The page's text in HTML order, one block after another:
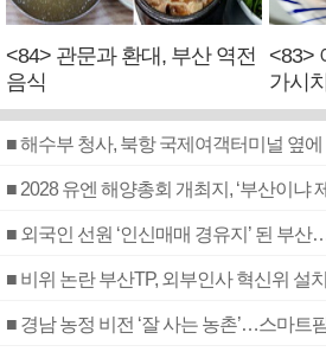
<84> 관문과 환대, 부산 역전
음식
<83>
가시치
■ 해수부 청사, 북항 국제여객터미널 옆
■ 2028 유엔 해양총회 개최지, ‘부산이냐
■ 외국인 선원 ‘인신매매 경유지’ 된 부
■ 비위 논란 부산TP, 외부인사 혁신위 설치
■ 경남 농정 비전 ‘잘 사는 농촌’…스마트